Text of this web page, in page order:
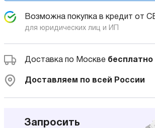
Возможна покупка в кредит от
для юридических лиц и ИП
Доставка по Москве бесплатно
Доставляем по всей России
Запросить